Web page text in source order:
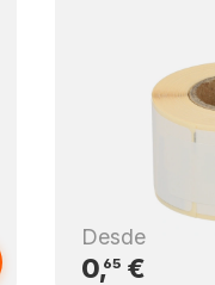
Desde
0,65 €